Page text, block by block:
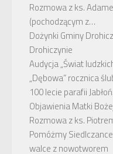
Rozmowa z ks.
(pochodzącym z…
Dożynki Gminy
Drohiczynie
Audycja „Świat
„Dębowa” rocznica
100 lecie parafii
Objawienia Matki
Rozmowa z ks.
Pomóżmy
walce z nowotworem